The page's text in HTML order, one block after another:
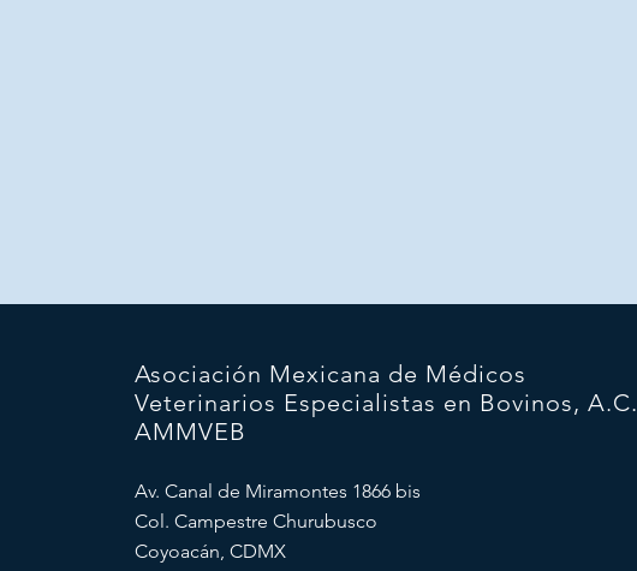
Asociación Mexicana de Médicos
Veterinarios Especialistas en Bovinos, A.C.
AMMVEB
Av. Canal de Miramontes 1866 bis
Col. Campestre Churubusco
Coyoacán, CDMX